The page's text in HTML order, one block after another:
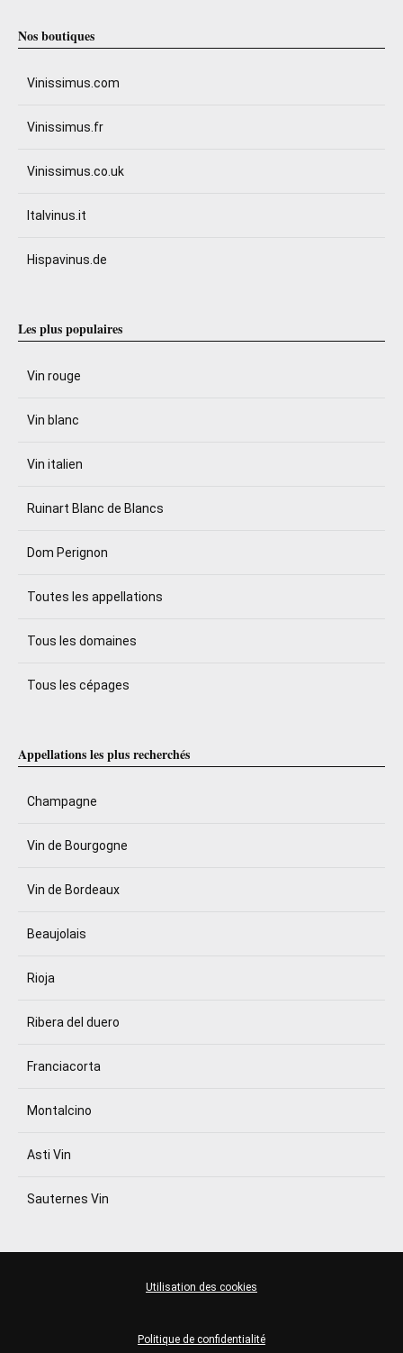
Nos boutiques
Vinissimus.com
Vinissimus.fr
Vinissimus.co.uk
Italvinus.it
Hispavinus.de
Les plus populaires
Vin rouge
Vin blanc
Vin italien
Ruinart Blanc de Blancs
Dom Perignon
Toutes les appellations
Tous les domaines
Tous les cépages
Appellations les plus recherchés
Champagne
Vin de Bourgogne
Vin de Bordeaux
Beaujolais
Rioja
Ribera del duero
Franciacorta
Montalcino
Asti Vin
Sauternes Vin
Politique de confidentialité
Utilisation des cookies